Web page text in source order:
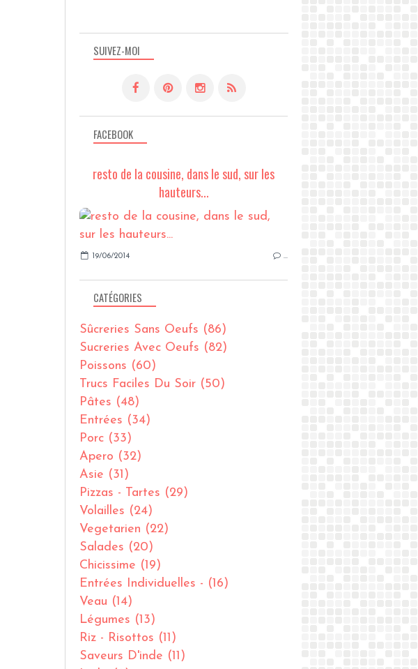
SUIVEZ-MOI
FACEBOOK
resto de la cousine, dans le sud, sur les
hauteurs...
19/06/2014 …
CATÉGORIES
Sûcreries Sans Oeufs (86)
Sucreries Avec Oeufs (82)
Poissons (60)
Trucs Faciles Du Soir (50)
Pâtes (48)
Entrées (34)
Porc (33)
Apero (32)
Asie (31)
Pizzas - Tartes (29)
Volailles (24)
Vegetarien (22)
Salades (20)
Chicissime (19)
Entrées Individuelles - (16)
Veau (14)
Légumes (13)
Riz - Risottos (11)
Saveurs D'inde (11)